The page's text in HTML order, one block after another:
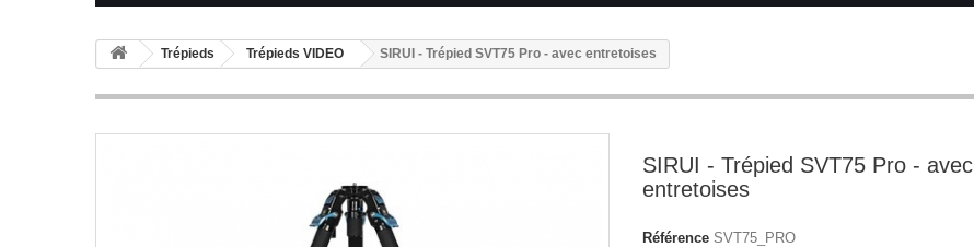
Trépieds Trépieds VIDEO SIRUI - Trépied SVT75 Pro - avec entretoises
SIRUI - Trépied SVT75 Pro - avec
entretoises
Référence SVT75_PRO